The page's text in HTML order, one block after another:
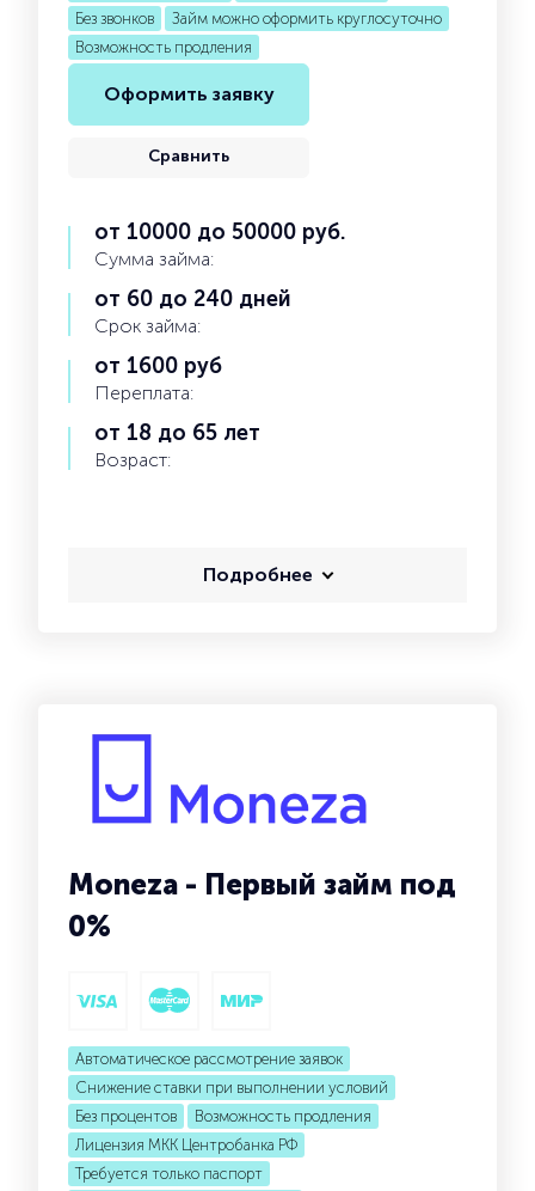
Без звонков
Займ можно оформить круглосуточно
Возможность продления
Оформить заявку
Сравнить
от 10000 до 50000 руб.
Сумма займа:
от 60 до 240 дней
Срок займа:
от 1600 руб
Переплата:
от 18 до 65 лет
Возраст:
Подробнее
Moneza - Первый займ под
0%
Автоматическое рассмотрение заявок
Снижение ставки при выполнении условий
Без процентов
Возможность продления
Лицензия МКК Центробанка РФ
Требуется только паспорт